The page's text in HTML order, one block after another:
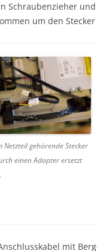
Schraubenzieher
um den
Netzteil gehörende Stecker
einen Adapter ersetzt
mit